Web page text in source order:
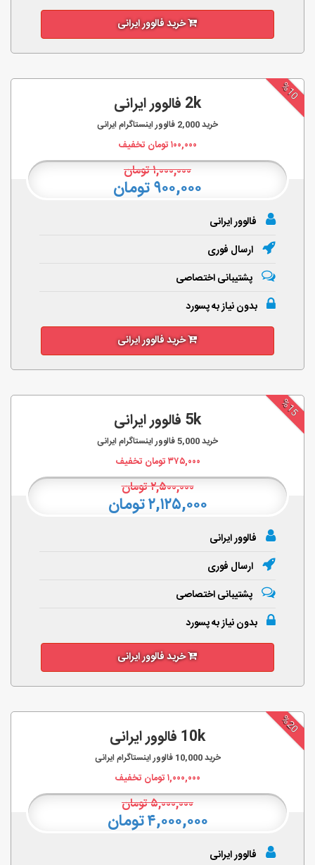
خرید فالوور ایرانی
%10
2k فالوور ایرانی
خرید2,000 فالوور اینستاگرام ایرانی
۱۰۰,۰۰۰تومان تخفیف
۱,۰۰۰,۰۰۰تومان
۹۰۰,۰۰۰ تومان
فالوور ایرانی
ارسال فوری
پشتیبانی اختصاصی
بدون نیاز به پسورد
خرید فالوور ایرانی
%15
5k فالوور ایرانی
خرید5,000فالوور اینستاگرام ایرانی
۳۷۵,۰۰۰تومان تخفیف
۲,۵۰۰,۰۰۰تومان
۲,۱۲۵,۰۰۰ تومان
فالوور ایرانی
ارسال فوری
پشتیبانی اختصاصی
بدون نیاز به پسورد
خرید فالوور ایرانی
%20
10k فالوور ایرانی
خرید10,000 فالوور اینستاگرام ایرانی
۱,۰۰۰,۰۰۰تومان تخفیف
۵,۰۰۰,۰۰۰تومان
۴,۰۰۰,۰۰۰ تومان
فالوور ایرانی